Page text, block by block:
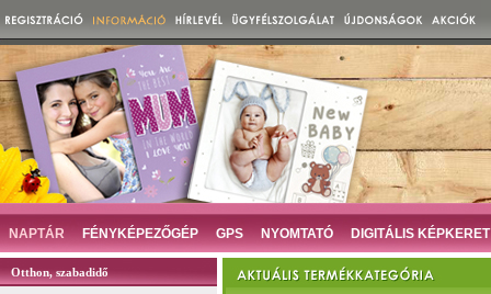
NAPTÁR FÉNYKÉPEZŐGÉP GPS NYOMTATÓ DIGITÁLIS KÉPKERET
Otthon, szabadidő